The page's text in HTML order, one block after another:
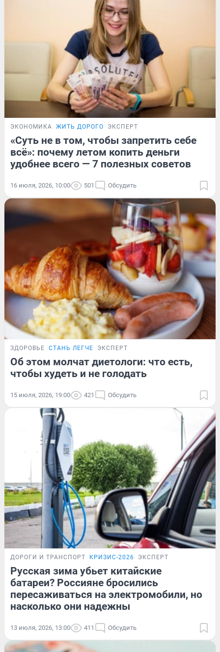
ЭКОНОМИКА ЖИТЬ ДОРОГО ЭКСПЕРТ
«Суть не в том, чтобы запретить себе
всё»: почему летом копить деньги
удобнее всего — 7 полезных советов
16 июля, 2026, 10:00 501 Обсудить
ЗДОРОВЬЕ СТАНЬ ЛЕГЧЕ ЭКСПЕРТ
Об этом молчат диетологи: что есть,
чтобы худеть и не голодать
15 июля, 2026, 19:00 421 Обсудить
ДОРОГИ И ТРАНСПОРТ КРИЗИС-2026 ЭКСПЕРТ
Русская зима убьет китайские
батареи? Россияне бросились
пересаживаться на электромобили, но
насколько они надежны
13 июля, 2026, 13:00 411 Обсудить